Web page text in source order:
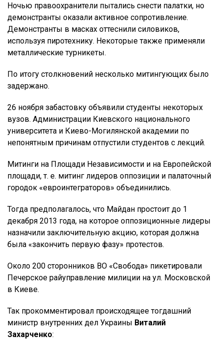
Ночью правоохранители пытались снести палатки, но
демонстранты оказали активное сопротивление.
Демонстранты в масках оттеснили силовиков,
используя пиротехнику. Некоторые также применяли
металлические турникеты.
По итогу столкновений несколько митингующих было
задержано.
26 ноября забастовку объявили студенты некоторых
вузов. Администрации Киевского национального
университета и Киево-Могилянской академии по
непонятным причинам отпустили студентов с лекций.
Митинги на Площади Независимости и на Европейской
площади, т. е. митинг лидеров оппозиции и палаточный
городок «евроинтеграторов» объединились.
Тогда предполагалось, что Майдан простоит до 1
декабря 2013 года, на которое оппозиционные лидеры
назначили заключительную акцию, которая должна
была «закончить первую фазу» протестов.
Около 200 сторонников ВО «Свобода» пикетировали
Печерское райуправление милиции на ул. Московской
в Киеве.
Так прокомментировал происходящее тогдашний
министр внутренних дел Украины Виталий
Захарченко: